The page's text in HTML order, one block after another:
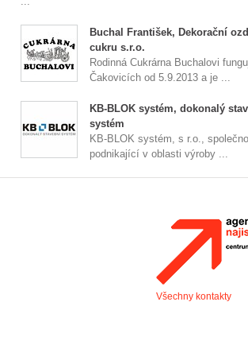
Buchal František, Dekorační
cukru s.r.o.
Rodinná Cukrárna Buchalovi
Čakovicích od 5.9.2013 a je ...
KB-BLOK systém, dokonalý
systém
KB-BLOK systém, s r.o.,
podnikající v oblasti výroby ...
Všechny kontakty